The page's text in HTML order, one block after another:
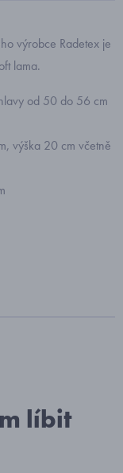
výrobce Radetex je
lama.
od 50 do 56 cm
výška 20 cm včetně
líbit